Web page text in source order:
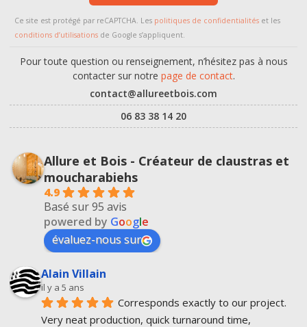
Ce site est protégé par reCAPTCHA. Les politiques de confidentialités et les
conditions d’utilisations de Google s’appliquent.
Pour toute question ou renseignement, n’hésitez pas à nous
contacter sur notre page de contact.
contact@allureetbois.com
06 83 38 14 20
Allure et Bois - Créateur de claustras et
moucharabiehs
4.9
Basé sur 95 avis
powered by Google
évaluez-nous sur
Alain Villain
il y a 5 ans
Corresponds exactly to our project.
Very neat production, quick turnaround time,